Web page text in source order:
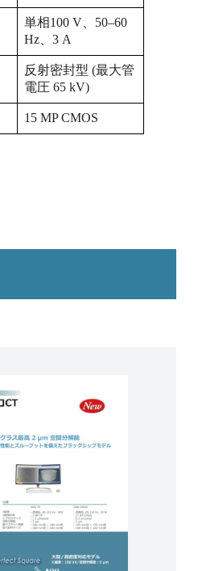
単相100 V、50–60
Hz、3 A
反射密封型 (最大管
電圧 65 kV)
15 MP CMOS